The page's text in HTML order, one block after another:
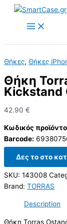
Skip
content
Θήκες, Θήκες
Θήκη
Kickstand
42.90 €
Κωδικός
Barcode:
Δες το στο
SKU: 143008
Brand: TORRAS
Description
Θήκη Torras